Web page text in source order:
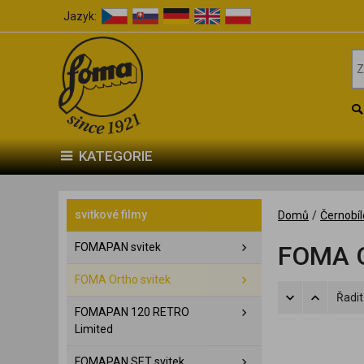
Jazyk:
KATEGORIE
svitkové filmy
FOMAPAN svitek
FOMA Ortho svitek
FOMAPAN 120 RETRO
Limited
Domů /
FOMA